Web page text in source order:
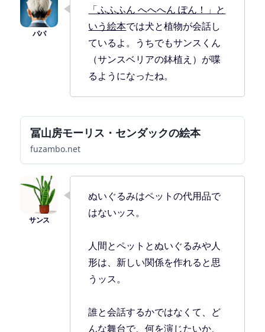
「ふふふん へへへん ぽん！」と
いう絵本では犬と植物が会話し
ているよ。うちでもサンスくん
（サンスベリアの鉢植え）が喋
るようになったね。
冨山房モーリス・センダックの絵本
fuzambo.net
ぬいぐるみはペットの代用品で
はないッス。
人間とペットとぬいぐるみや人
形は、新しい関係を作れると思
うッス。
誰と会話するかではなくて、ど
んな舞台で、何を演じたいか、